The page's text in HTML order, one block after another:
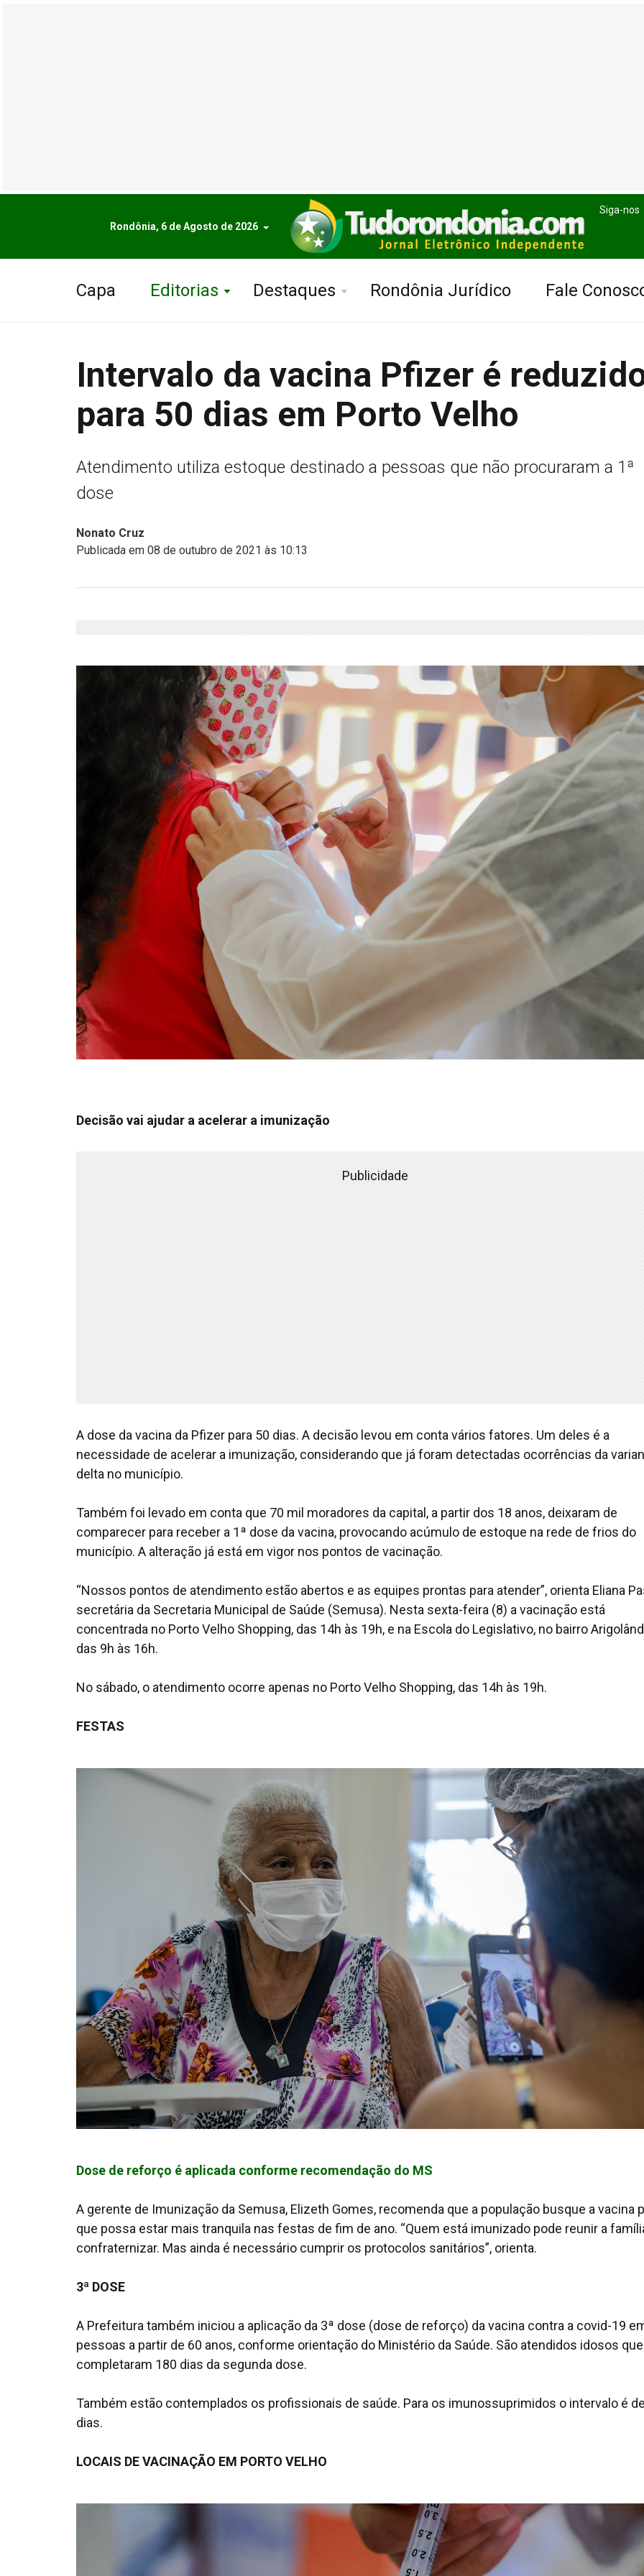
Rondônia, 6 de Agosto de 2026
Siga-nos
Capa Editorias Destaques Rondônia Jurídico Fale
Intervalo da vacina Pfizer é
para 50 dias em Porto Velho
Atendimento utiliza estoque destinado a pessoas que não procuraram a 1ª
dose
Nonato Cruz
Publicada em 08 de outubro de 2021 às 10:13
Decisão vai ajudar a acelerar a imunização
Publicidade
A dose da vacina da Pfizer para 50 dias. A decisão levou em conta vários fatores. Um deles é a
necessidade de acelerar a imunização, considerando que já foram detectadas ocorrências da
delta no município.
Também foi levado em conta que 70 mil moradores da capital, a partir dos 18 anos, deixaram de
comparecer para receber a 1ª dose da vacina, provocando acúmulo de estoque na rede de frios do
município. A alteração já está em vigor nos pontos de vacinação.
“Nossos pontos de atendimento estão abertos e as equipes prontas para atender”, orienta Eliana
secretária da Secretaria Municipal de Saúde (Semusa). Nesta sexta-feira (8) a vacinação está
concentrada no Porto Velho Shopping, das 14h às 19h, e na Escola do Legislativo, no bairro
das 9h às 16h.
No sábado, o atendimento ocorre apenas no Porto Velho Shopping, das 14h às 19h.
FESTAS
Dose de reforço é aplicada conforme recomendação do MS
A gerente de Imunização da Semusa, Elizeth Gomes, recomenda que a população busque a vacina
que possa estar mais tranquila nas festas de fim de ano. “Quem está imunizado pode reunir a
confraternizar. Mas ainda é necessário cumprir os protocolos sanitários”, orienta.
3ª DOSE
A Prefeitura também iniciou a aplicação da 3ª dose (dose de reforço) da vacina contra a covid-19
pessoas a partir de 60 anos, conforme orientação do Ministério da Saúde. São atendidos idosos que
completaram 180 dias da segunda dose.
Também estão contemplados os profissionais de saúde. Para os imunossuprimidos o intervalo é
dias.
LOCAIS DE VACINAÇÃO EM PORTO VELHO